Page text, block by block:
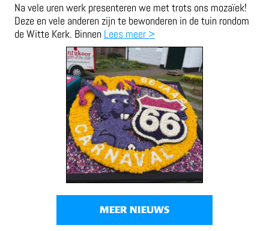
Na vele uren werk presenteren we met trots ons mozaïek!
Deze en vele anderen zijn te bewonderen in de tuin rondom
de Witte Kerk. Binnen Lees meer >
MEER NIEUWS